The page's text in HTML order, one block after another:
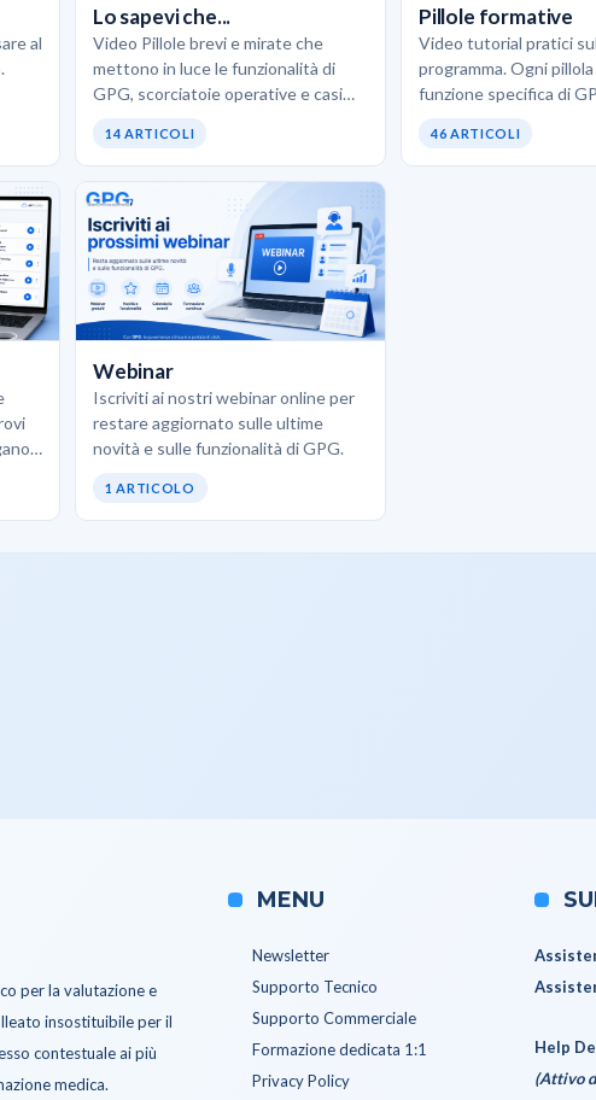
al
Lo sapevi che...
Video Pillole brevi e mirate che
mettono in luce le funzionalità di
GPG, scorciatoie operative e casi
opportunità pratiche…
14 ARTICOLI
Pillole formative
Video tutorial pratici
programma. Ogni
funzione specifica di
teoria inutile. Ideali
46 ARTICOLI
Webinar
Iscriviti ai nostri webinar online per
restare aggiornato sulle ultime
novità e sulle funzionalità di GPG.
1 ARTICOLO
per la valutazione e
insostituibile per il
contestuale ai più
medica.
MENU
Newsletter
Supporto Tecnico
Supporto Commerciale
Formazione dedicata 1:1
Privacy Policy
Help
(Attivo